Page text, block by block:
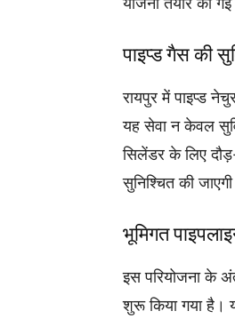
पाइप्ड गैस की
रायपुर में पाइप्ड
यह सेवा न केवल
सिलेंडर के लिए
सुनिश्चित की
भूमिगत
इस परियोजना के
शुरू किया गया है।